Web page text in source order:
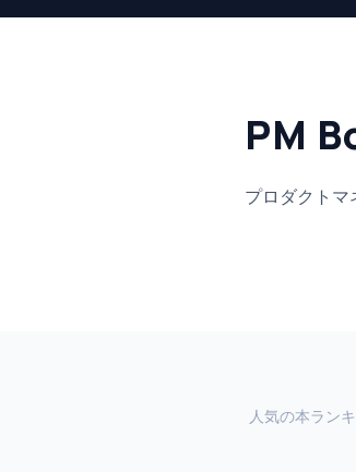
PM
プロダクトマ
人気の本ラン